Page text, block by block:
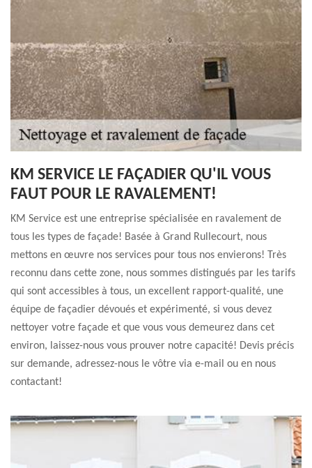
KM SERVICE LE FAÇADIER QU'IL VOUS
FAUT POUR LE RAVALEMENT!
KM Service est une entreprise spécialisée en ravalement de
tous les types de façade! Basée à Grand Rullecourt, nous
mettons en œuvre nos services pour tous nos envierons! Très
reconnu dans cette zone, nous sommes distingués par les tarifs
qui sont accessibles à tous, un excellent rapport-qualité, une
équipe de façadier dévoués et expérimenté, si vous devez
nettoyer votre façade et que vous vous demeurez dans cet
environ, laissez-nous vous prouver notre capacité! Devis précis
sur demande, adressez-nous le vôtre via e-mail ou en nous
contactant!